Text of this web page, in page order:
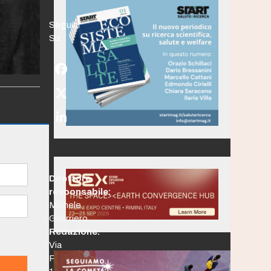
Seguici
Su:
Facebook
Twitter
(deprecated)
LinkedIn
Direttore
responsabile:
Michele
Guerriero
Redazione:
Via
Po,